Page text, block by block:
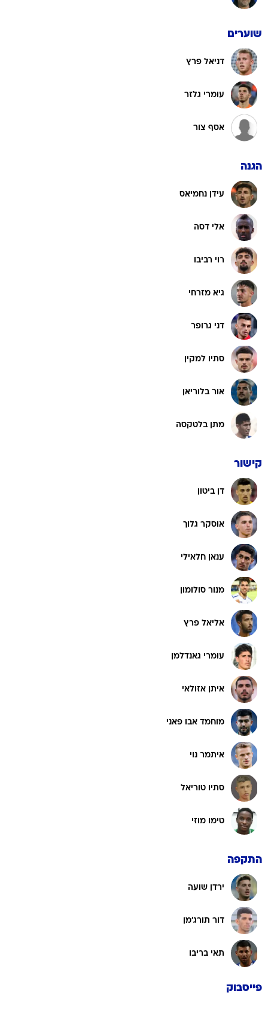
שוערים
דניאל פרץ
עומרי גלזר
אסף צור
הגנה
עידן נחמיאס
אלי דסה
רוי רביבו
גיא מזרחי
דני גרופר
סתיו למקין
אור בלוריאן
מתן בלטקסה
קישור
דן ביטון
אוסקר גלוך
ענאן חלאילי
מנור סולומון
אליאל פרץ
עומרי גאנדלמן
איתן אזולאי
מוחמד אבו פאני
איתמר נוי
סתיו טוריאל
טימו מוזי
התקפה
ירדן שועה
דור תורג'מן
תאי בריבו
פייסבוק